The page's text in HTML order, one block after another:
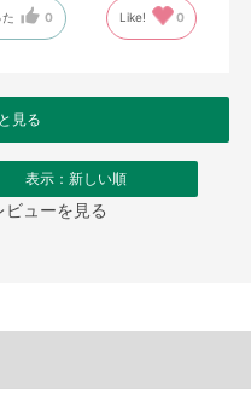
0 Like! 0
見る
表示：新しい順
ビューを見る